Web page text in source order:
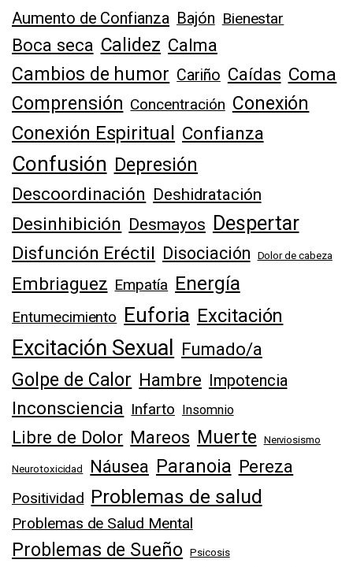
Aumento de Confianza Bajón Bienestar
Boca seca Calidez Calma
Cambios de humor Cariño Caídas Coma
Comprensión Concentración Conexión
Conexión Espiritual Confianza
Confusión Depresión
Descoordinación Deshidratación
Desinhibición Desmayos Despertar
Disfunción Eréctil Disociación Dolor de cabeza
Embriaguez Empatía Energía
Entumecimiento Euforia Excitación
Excitación Sexual Fumado/a
Golpe de Calor Hambre Impotencia
Inconsciencia Infarto Insomnio
Libre de Dolor Mareos Muerte Nerviosismo
Neurotoxicidad Náusea Paranoia Pereza
Positividad Problemas de salud
Problemas de Salud Mental
Problemas de Sueño Psicosis